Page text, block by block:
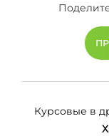
Курсовые в